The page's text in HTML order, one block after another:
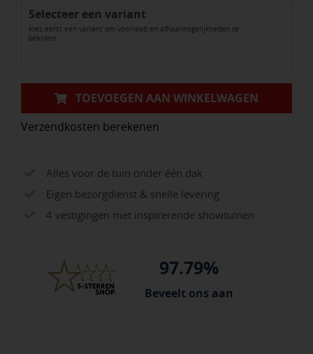
Style
Havanna
Selecteer een variant
Kies eerst een variant om voorraad en afhaalmogelijkheden te
bekijken.
TOEVOEGEN AAN WINKELWAGEN
Verzendkosten berekenen
Alles voor de tuin onder één dak
Eigen bezorgdienst & snelle levering
4 vestigingen met inspirerende showtuinen
97.79%
Beveelt ons aan